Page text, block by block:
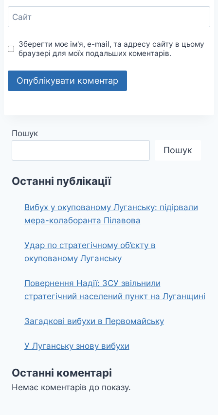
Сайт
Зберегти моє ім'я, e-mail, та адресу сайту в цьому
браузері для моїх подальших коментарів.
Пошук
Пошук
Останні публікації
Вибух у окупованому Луганську: підірвали
мера-колаборанта Пілавова
Удар по стратегічному об’єкту в
окупованому Луганську
Повернення Надії: ЗСУ звільнили
стратегічний населений пункт на Луганщині
Загадкові вибухи в Первомайську
У Луганську знову вибухи
Останні коментарі
Немає коментарів до показу.